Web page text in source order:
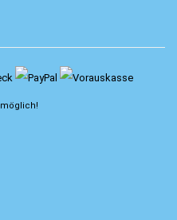
möglich!